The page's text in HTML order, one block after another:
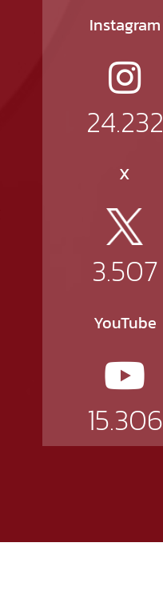
Instagram
24.232
X
3.507
YouTube
15.306